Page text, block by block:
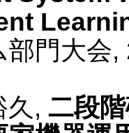
門大会,
, 二段